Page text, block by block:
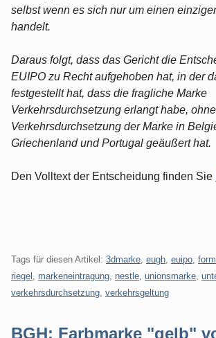
selbst wenn es sich nur um einen
handelt.
Daraus folgt, dass das Gericht die
EUIPO zu Recht aufgehoben hat, in der
festgestellt hat, dass die fragliche Marke
Verkehrsdurchsetzung erlangt habe,
Verkehrsdurchsetzung der Marke in
Griechenland und Portugal geäußert hat.
Den Volltext der Entscheidung finden Sie
Tags für diesen Artikel: 3dmarke eugh euipo
riegel
markeneintragung nestle unionsmarke
verkehrsdurchsetzung verkehrsgeltung
BGH: Farbmarke "gelb"